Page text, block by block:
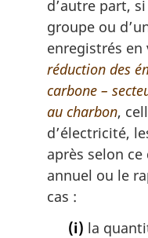
d’autre part,
groupe ou
enregistrés en
réduction des
carbone –
au charbon,
d’électricité,
après selon
annuel ou le
cas :
(i) la